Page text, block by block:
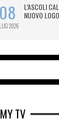
08
LUG 2026
L’ASCOLI
NUOVO
TV